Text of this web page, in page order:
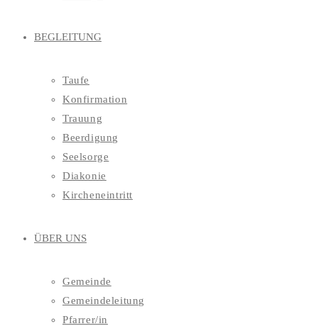
BEGLEITUNG
Taufe
Konfirmation
Trauung
Beerdigung
Seelsorge
Diakonie
Kircheneintritt
ÜBER UNS
Gemeinde
Gemeindeleitung
Pfarrer/in